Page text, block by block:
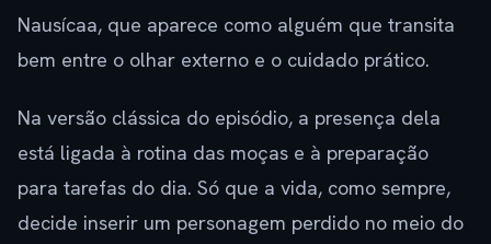
Nausícaa, que aparece como alguém que transita
bem entre o olhar externo e o cuidado prático.
Na versão clássica do episódio, a presença dela
está ligada à rotina das moças e à preparação
para tarefas do dia. Só que a vida, como sempre,
decide inserir um personagem perdido no meio do